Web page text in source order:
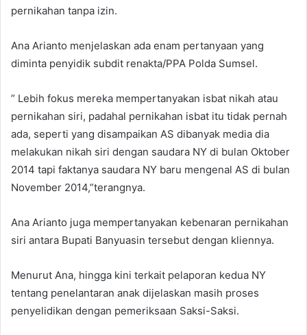
pernikahan tanpa izin.
Ana Arianto menjelaskan ada enam pertanyaan yang
diminta penyidik subdit renakta/PPA Polda Sumsel.
” Lebih fokus mereka mempertanyakan isbat nikah atau
pernikahan siri, padahal pernikahan isbat itu tidak pernah
ada, seperti yang disampaikan AS dibanyak media dia
melakukan nikah siri dengan saudara NY di bulan Oktober
2014 tapi faktanya saudara NY baru mengenal AS di bulan
November 2014,”terangnya.
Ana Arianto juga mempertanyakan kebenaran pernikahan
siri antara Bupati Banyuasin tersebut dengan kliennya.
Menurut Ana, hingga kini terkait pelaporan kedua NY
tentang penelantaran anak dijelaskan masih proses
penyelidikan dengan pemeriksaan Saksi-Saksi.